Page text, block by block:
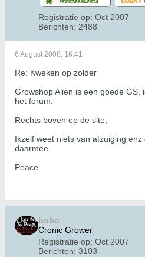
Registratie op: Oct 2007
Berichten: 2488
6 August 2008, 16:41
Re: Kweken op zolder
Growshop Alien is een goede GS,
het forum.
Rechts boven op de site,
Ikzelf weet niets van afzuiging
daarmee
Peace
bobo
Cronic Grower
Registratie op: Oct 2007
Berichten: 3103